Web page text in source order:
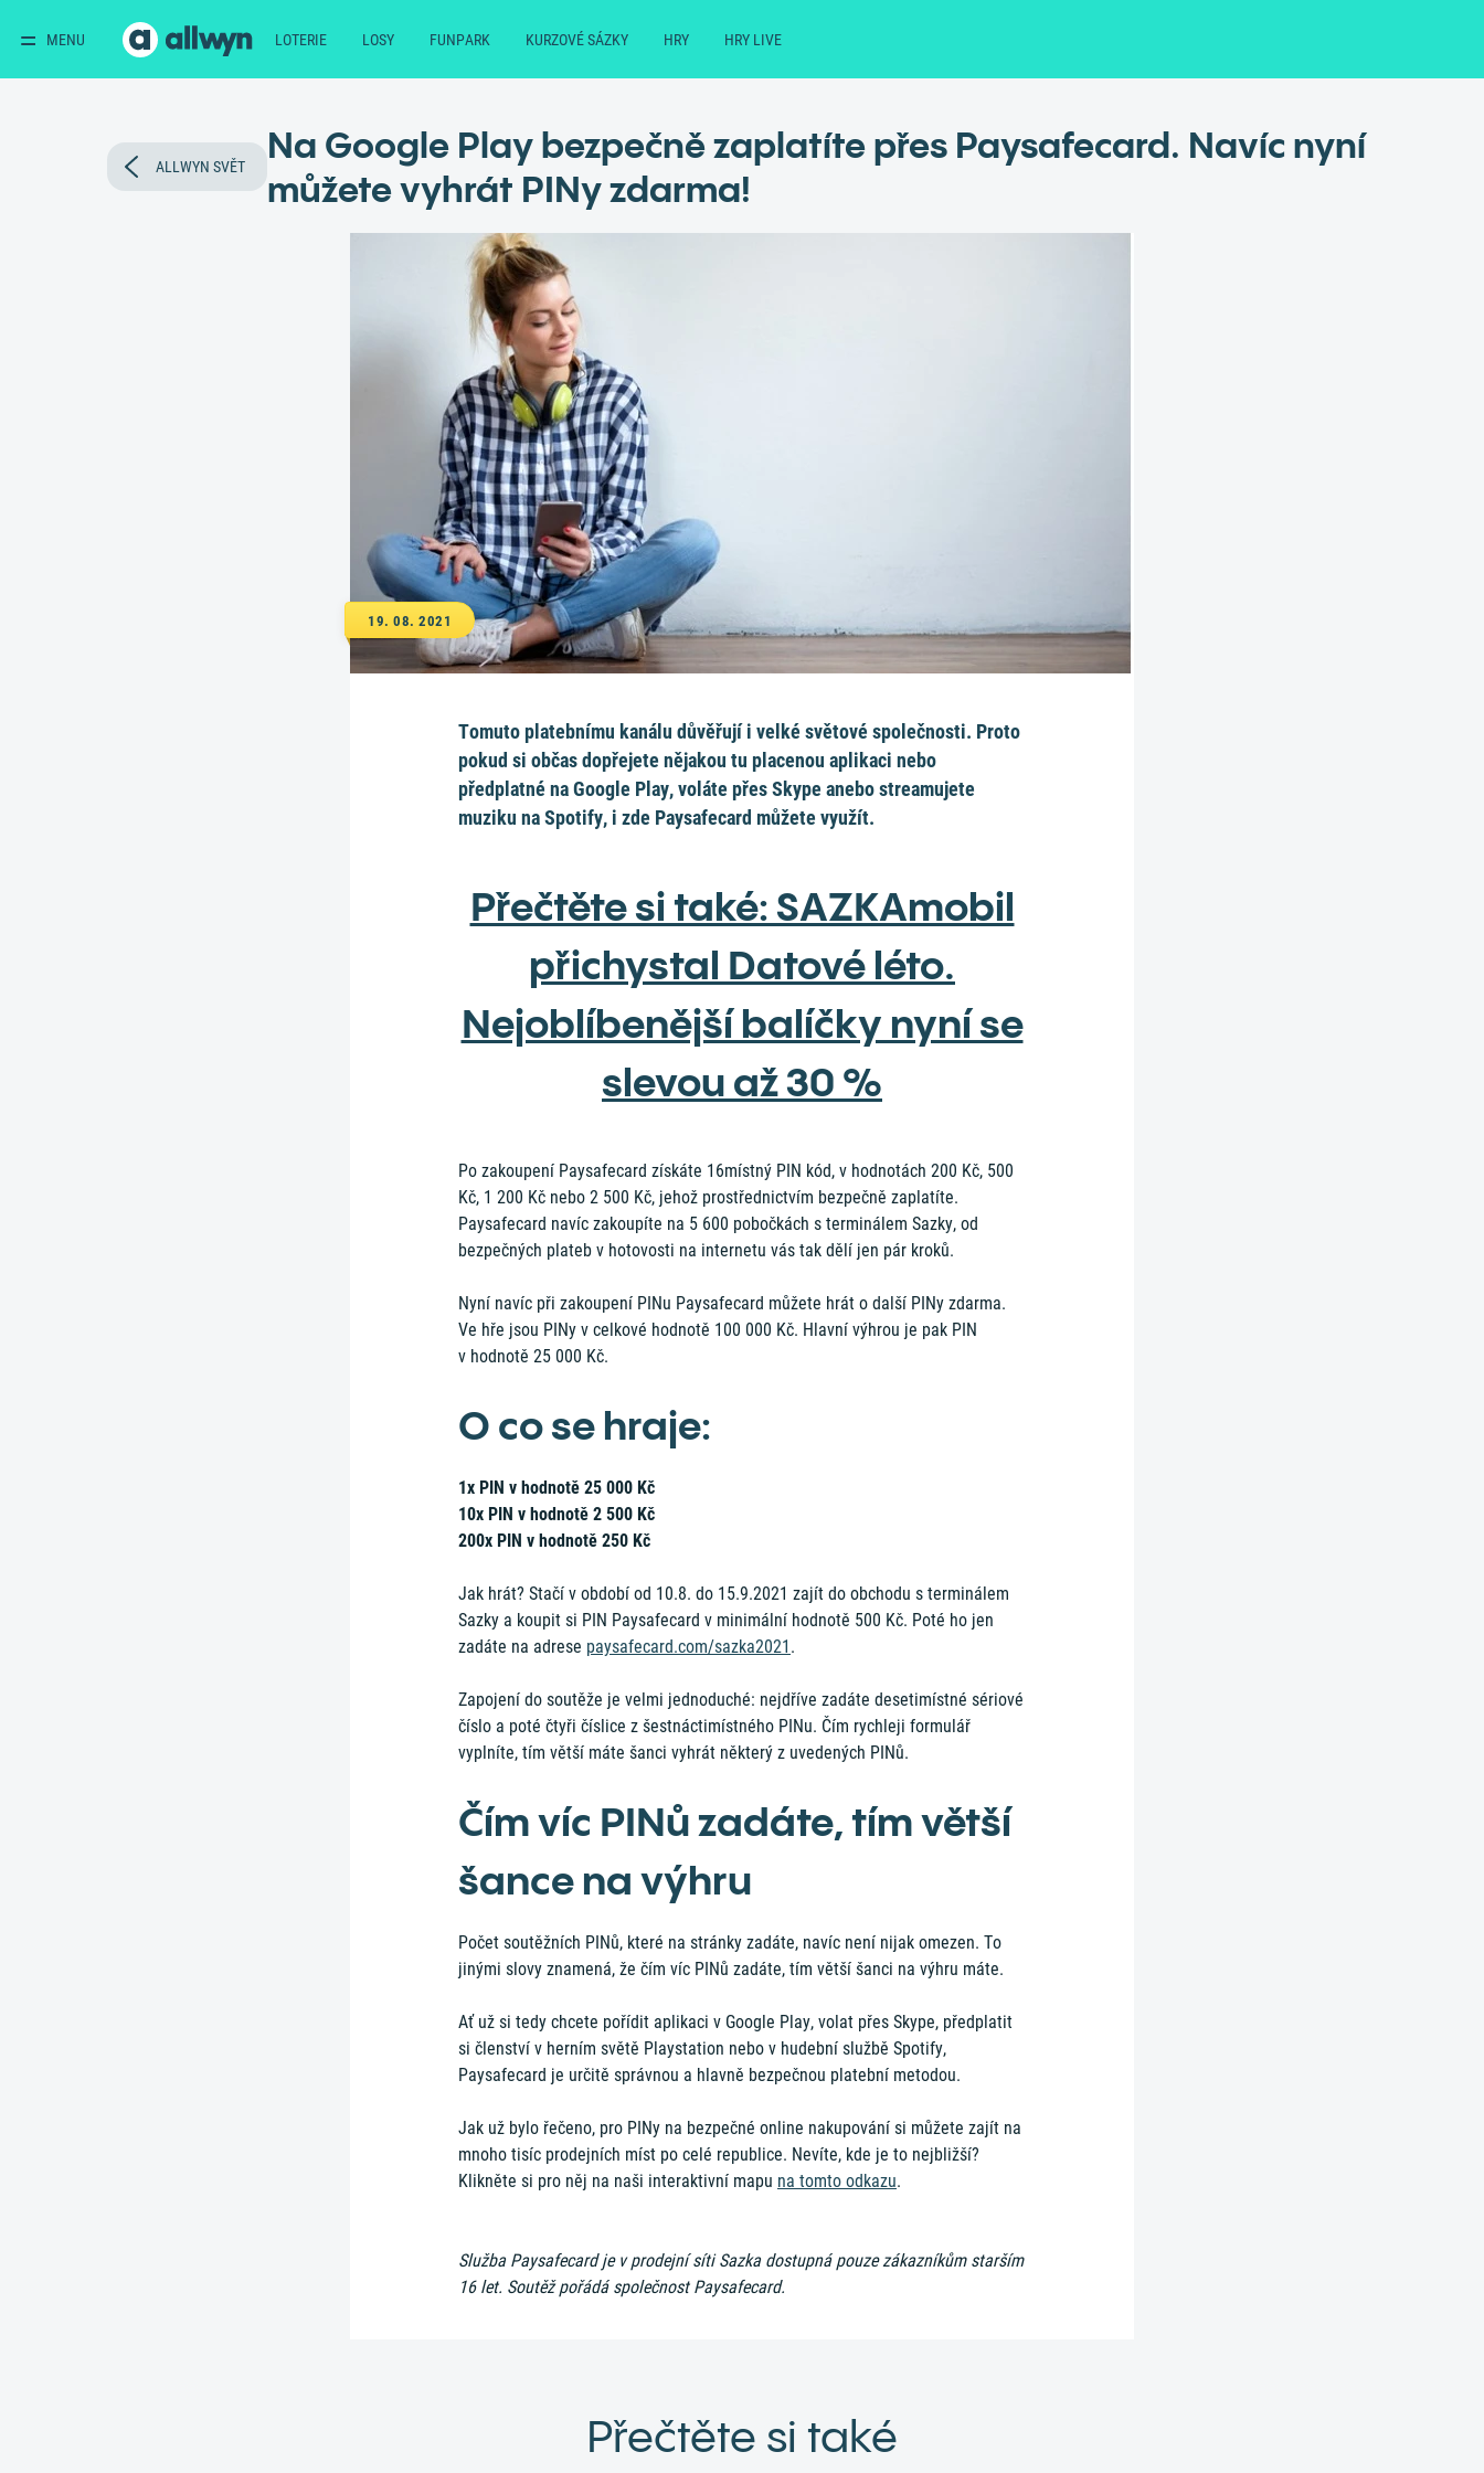
MENU LOTERIE LOSY FUNPARK KURZOVÉ SÁZKY HRY HRY LIVE
ALLWYN SVĚT
Na Google Play bezpečně zaplatíte přes Paysafecard. Navíc nyní
můžete vyhrát PINy zdarma!
19. 08. 2021
Tomuto platebnímu kanálu důvěřují i velké světové společnosti. Proto
pokud si občas dopřejete nějakou tu placenou aplikaci nebo
předplatné na Google Play, voláte přes Skype anebo streamujete
muziku na Spotify, i zde Paysafecard můžete využít.
Přečtěte si také: SAZKAmobil
přichystal Datové léto.
Nejoblíbenější balíčky nyní se
slevou až 30 %
Po zakoupení Paysafecard získáte 16místný PIN kód, v hodnotách 200 Kč, 500
Kč, 1 200 Kč nebo 2 500 Kč, jehož prostřednictvím bezpečně zaplatíte.
Paysafecard navíc zakoupíte na 5 600 pobočkách s terminálem Sazky, od
bezpečných plateb v hotovosti na internetu vás tak dělí jen pár kroků.
Nyní navíc při zakoupení PINu Paysafecard můžete hrát o další PINy zdarma.
Ve hře jsou PINy v celkové hodnotě 100 000 Kč. Hlavní výhrou je pak PIN
v hodnotě 25 000 Kč.
O co se hraje:
1x PIN v hodnotě 25 000 Kč
10x PIN v hodnotě 2 500 Kč
200x PIN v hodnotě 250 Kč
Jak hrát? Stačí v období od 10.8. do 15.9.2021 zajít do obchodu s terminálem
Sazky a koupit si PIN Paysafecard v minimální hodnotě 500 Kč. Poté ho jen
zadáte na adrese paysafecard.com/sazka2021 .
Zapojení do soutěže je velmi jednoduché: nejdříve zadáte desetimístné sériové
číslo a poté čtyři číslice z šestnáctimístného PINu. Čím rychleji formulář
vyplníte, tím větší máte šanci vyhrát některý z uvedených PINů.
Čím víc PINů zadáte, tím větší
šance na výhru
Počet soutěžních PINů, které na stránky zadáte, navíc není nijak omezen. To
jinými slovy znamená, že čím víc PINů zadáte, tím větší šanci na výhru máte.
Ať už si tedy chcete pořídit aplikaci v Google Play, volat přes Skype, předplatit
si členství v herním světě Playstation nebo v hudební službě Spotify,
Paysafecard je určitě správnou a hlavně bezpečnou platební metodou.
Jak už bylo řečeno, pro PINy na bezpečné online nakupování si můžete zajít na
mnoho tisíc prodejních míst po celé republice. Nevíte, kde je to nejbližší?
Klikněte si pro něj na naši interaktivní mapu na tomto odkazu.
Služba Paysafecard je v prodejní síti Sazka dostupná pouze zákazníkům starším
16 let. Soutěž pořádá společnost Paysafecard.
Přečtěte si také